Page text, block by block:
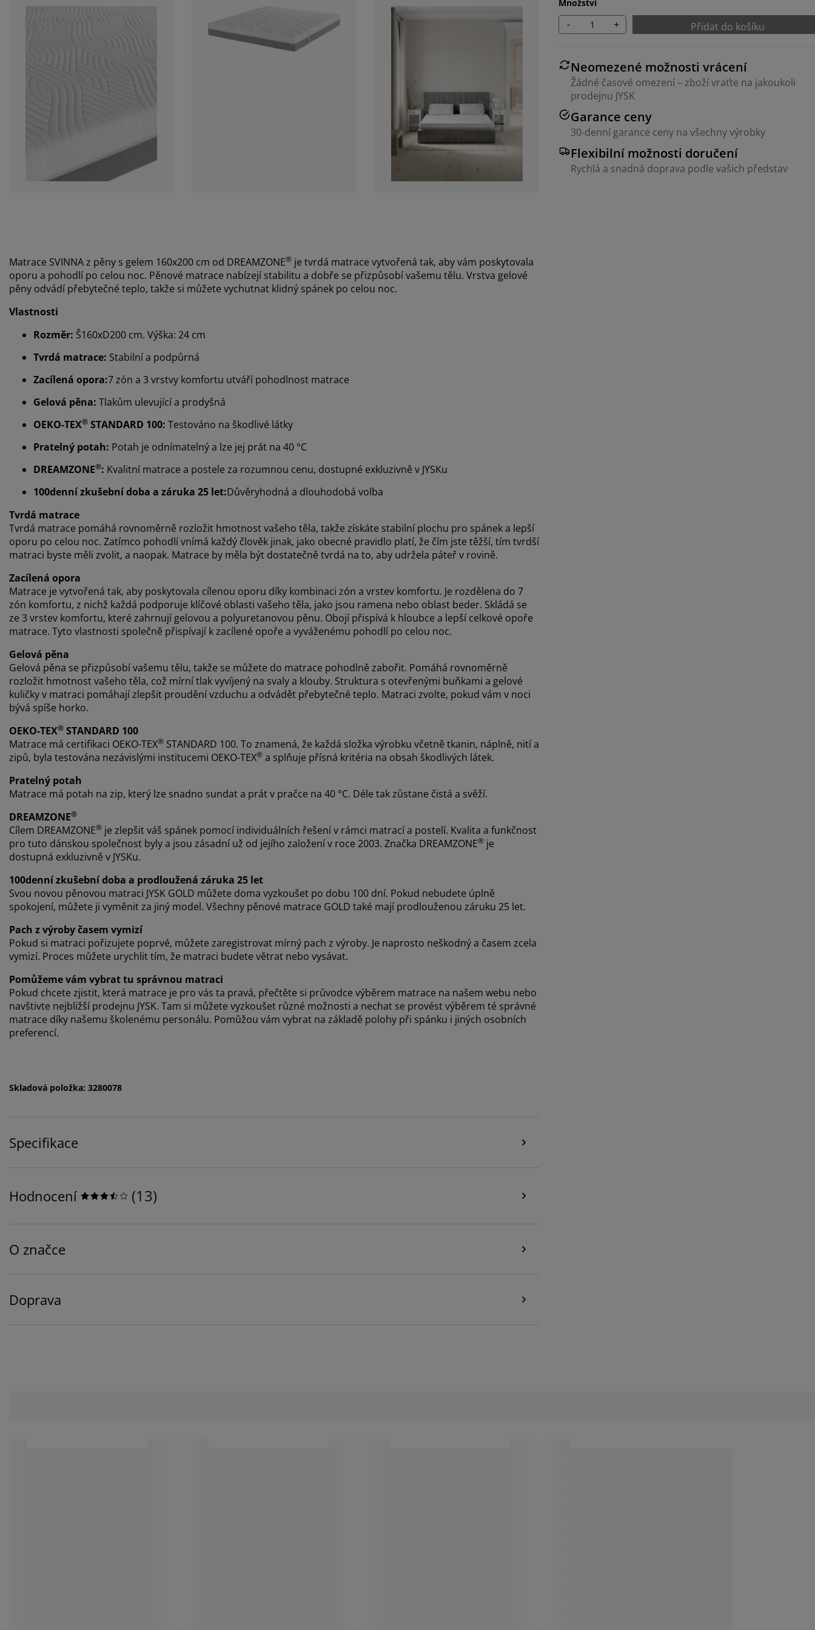
Množství
- + Přidat do košíku
Neomezené možnosti vrácení
Žádné časové omezení – zboží vraťte na jakoukoli
prodejnu JYSK
Garance ceny
30-denní garance ceny na všechny výrobky
Flexibilní možnosti doručení
Rychlá a snadná doprava podle vašich představ
Matrace SVINNA z pěny s gelem 160x200 cm od DREAMZONE® je tvrdá matrace vytvořená tak, aby vám poskytovala
oporu a pohodlí po celou noc. Pěnové matrace nabízejí stabilitu a dobře se přizpůsobí vašemu tělu. Vrstva gelové
pěny odvádí přebytečné teplo, takže si můžete vychutnat klidný spánek po celou noc.
Vlastnosti
Rozměr: Š160xD200 cm. Výška: 24 cm
Tvrdá matrace: Stabilní a podpůrná
Zacílená opora:7 zón a 3 vrstvy komfortu utváří pohodlnost matrace
Gelová pěna: Tlakům ulevující a prodyšná
OEKO-TEX® STANDARD 100: Testováno na škodlivé látky
Pratelný potah: Potah je odnímatelný a lze jej prát na 40 °C
DREAMZONE®: Kvalitní matrace a postele za rozumnou cenu, dostupné exkluzivně v JYSKu
100denní zkušební doba a záruka 25 let:Důvěryhodná a dlouhodobá volba
Tvrdá matrace
Tvrdá matrace pomáhá rovnoměrně rozložit hmotnost vašeho těla, takže získáte stabilní plochu pro spánek a lepší
oporu po celou noc. Zatímco pohodlí vnímá každý člověk jinak, jako obecné pravidlo platí, že čím jste těžší, tím tvrdší
matraci byste měli zvolit, a naopak. Matrace by měla být dostatečně tvrdá na to, aby udržela páteř v rovině.
Zacílená opora
Matrace je vytvořená tak, aby poskytovala cílenou oporu díky kombinaci zón a vrstev komfortu. Je rozdělena do 7
zón komfortu, z nichž každá podporuje klíčové oblasti vašeho těla, jako jsou ramena nebo oblast beder. Skládá se
ze 3 vrstev komfortu, které zahrnují gelovou a polyuretanovou pěnu. Obojí přispívá k hloubce a lepší celkové opoře
matrace. Tyto vlastnosti společně přispívají k zacílené opoře a vyváženému pohodlí po celou noc.
Gelová pěna
Gelová pěna se přizpůsobí vašemu tělu, takže se můžete do matrace pohodlně zabořit. Pomáhá rovnoměrně
rozložit hmotnost vašeho těla, což mírní tlak vyvíjený na svaly a klouby. Struktura s otevřenými buňkami a gelové
kuličky v matraci pomáhají zlepšit proudění vzduchu a odvádět přebytečné teplo. Matraci zvolte, pokud vám v noci
bývá spíše horko.
OEKO-TEX® STANDARD 100
Matrace má certifikaci OEKO-TEX® STANDARD 100. To znamená, že každá složka výrobku včetně tkanin, náplně, nití a
zipů, byla testována nezávislými institucemi OEKO-TEX® a splňuje přísná kritéria na obsah škodlivých látek.
Pratelný potah
Matrace má potah na zip, který lze snadno sundat a prát v pračce na 40 °C. Déle tak zůstane čistá a svěží.
DREAMZONE®
Cílem DREAMZONE® je zlepšit váš spánek pomocí individuálních řešení v rámci matrací a postelí. Kvalita a funkčnost
pro tuto dánskou společnost byly a jsou zásadní už od jejího založení v roce 2003. Značka DREAMZONE® je
dostupná exkluzivně v JYSKu.
100denní zkušební doba a prodloužená záruka 25 let
Svou novou pěnovou matraci JYSK GOLD můžete doma vyzkoušet po dobu 100 dní. Pokud nebudete úplně
spokojení, můžete ji vyměnit za jiný model. Všechny pěnové matrace GOLD také mají prodlouženou záruku 25 let.
Pach z výroby časem vymizí
Pokud si matraci pořizujete poprvé, můžete zaregistrovat mírný pach z výroby. Je naprosto neškodný a časem zcela
vymizí. Proces můžete urychlit tím, že matraci budete větrat nebo vysávat.
Pomůžeme vám vybrat tu správnou matraci
Pokud chcete zjistit, která matrace je pro vás ta pravá, přečtěte si průvodce výběrem matrace na našem webu nebo
navštivte nejbližší prodejnu JYSK. Tam si můžete vyzkoušet různé možnosti a nechat se provést výběrem té správné
matrace díky našemu školenému personálu. Pomůžou vám vybrat na základě polohy při spánku i jiných osobních
preferencí.
Skladová položka: 3280078
Specifikace
Hodnocení (13)
O značce
Doprava